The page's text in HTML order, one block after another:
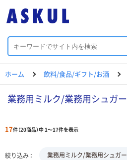
ホーム 飲料/食品/ギフト/お酒
業務用ミルク/業務用シュガー
17件（20商品）中 1～17件を表示
絞り込み 業務用ミルク/業務用シュガー